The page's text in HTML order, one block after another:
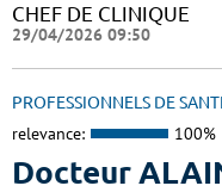
CHEF DE CLINIQUE
29/04/2026 09:50
PROFESSIONNELS DE
relevance: 100%
Docteur